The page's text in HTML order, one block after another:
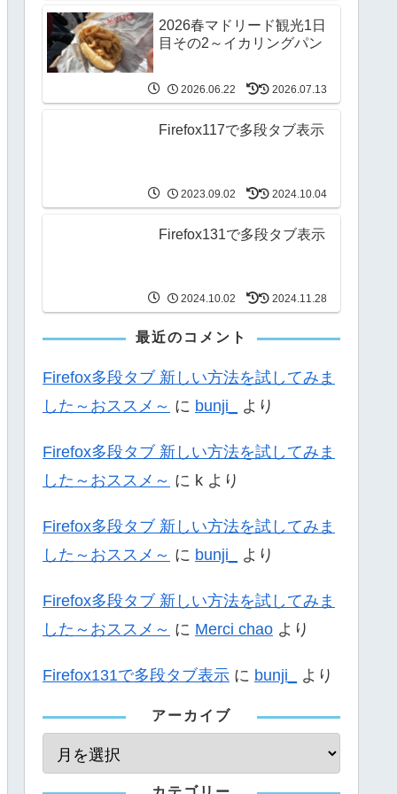
2026春マドリード観光1日
目その2～イカリングパン
2026.06.22 2026.07.13
Firefox117で多段タブ表示
2023.09.02 2024.10.04
Firefox131で多段タブ表示
2024.10.02 2024.11.28
最近のコメント
Firefox多段タブ 新しい方法を試してみま
した～おススメ～ に bunji_ より
Firefox多段タブ 新しい方法を試してみま
した～おススメ～ に k より
Firefox多段タブ 新しい方法を試してみま
した～おススメ～ に bunji_ より
Firefox多段タブ 新しい方法を試してみま
した～おススメ～ に Merci chao より
Firefox131で多段タブ表示 に bunji_ より
アーカイブ